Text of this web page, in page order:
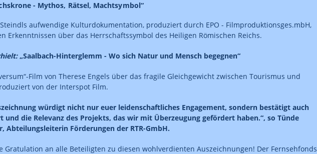
- Mythos, Rätsel, Machtsymbol“
aufwendige Kulturdokumentation, produziert durch EPO - Filmproduktionsges.mbH,
Erkenntnissen über das Herrschaftssymbol des Heiligen Römischen Reichs.
„Saalbach-Hinterglemm - Wo sich Natur und Mensch begegnen“
Film von Therese Engels über das fragile Gleichgewicht zwischen Tourismus und
von der Interspot Film.
würdigt nicht nur euer leidenschaftliches Engagement, sondern bestätigt auch
und die Relevanz des Projekts, das wir mit Überzeugung gefördert haben.“, so Tünde
Abteilungsleiterin Förderungen der RTR-GmbH.
Gratulation an alle Beteiligten zu diesen wohlverdienten Auszeichnungen! Der Fernsehfonds